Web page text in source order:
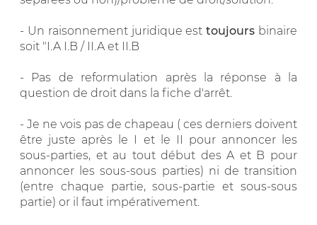
- Un raisonnement juridique est toujours binaire
soit "I.A I.B / II.A et II.B
- Pas de reformulation après la réponse à la
question de droit dans la fiche d'arrêt.
- Je ne vois pas de chapeau ( ces derniers doivent
être juste après le I et le II pour annoncer les
sous-parties, et au tout début des A et B pour
annoncer les sous-sous parties) ni de transition
(entre chaque partie, sous-partie et sous-sous
partie) or il faut impérativement.